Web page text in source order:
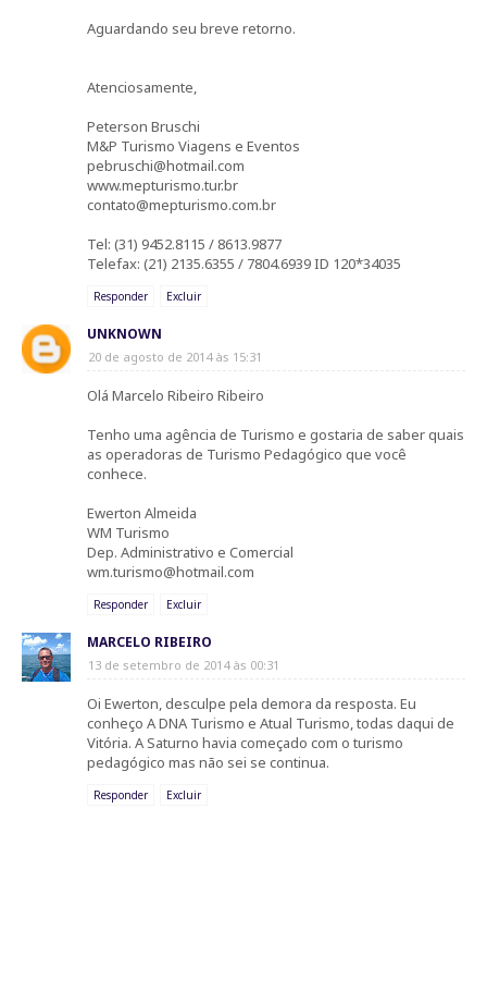
Aguardando seu breve retorno.
Atenciosamente,
Peterson Bruschi
M&P Turismo Viagens e Eventos
pebruschi@hotmail.com
www.mepturismo.tur.br
contato@mepturismo.com.br
Tel: (31) 9452.8115 / 8613.9877
Telefax: (21) 2135.6355 / 7804.6939 ID 120*34035
Responder Excluir
UNKNOWN
20 de agosto de 2014 às 15:31
Olá Marcelo Ribeiro Ribeiro
Tenho uma agência de Turismo e gostaria de saber quais
as operadoras de Turismo Pedagógico que você
conhece.
Ewerton Almeida
WM Turismo
Dep. Administrativo e Comercial
wm.turismo@hotmail.com
Responder Excluir
MARCELO RIBEIRO
13 de setembro de 2014 às 00:31
Oi Ewerton, desculpe pela demora da resposta. Eu
conheço A DNA Turismo e Atual Turismo, todas daqui de
Vitória. A Saturno havia começado com o turismo
pedagógico mas não sei se continua.
Responder Excluir